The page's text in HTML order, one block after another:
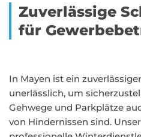
Zuverlässige
für
In Mayen ist ein
unerlässlich, um
Gehwege und Parkplätze
von Hindernissen sind.